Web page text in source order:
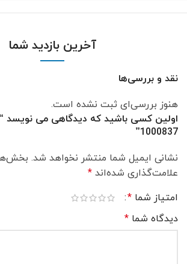
آخرین بازدید شما
نقد و بررسی‌ها
هنوز بررسی‌ای ثبت نشده است.
اولین کسی باشید که دیدگاهی می نویسد
1000837”
نشانی ایمیل شما منتشر نخواهد شد.
علامت‌گذاری شده‌اند *
امتیاز شما *
دیدگاه شما *